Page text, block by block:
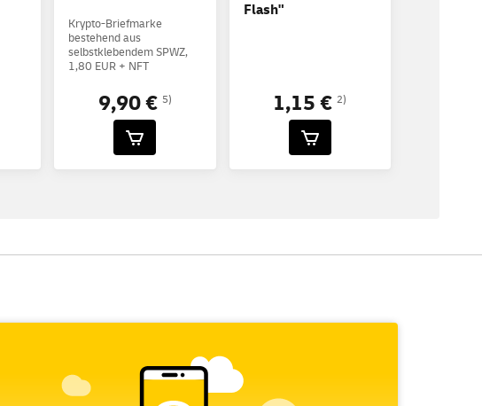
Krypto-Briefmarke
bestehend aus
selbstklebendem SPWZ,
1,80 EUR + NFT
9,90 € 5)
Flash"
1,15 €2)